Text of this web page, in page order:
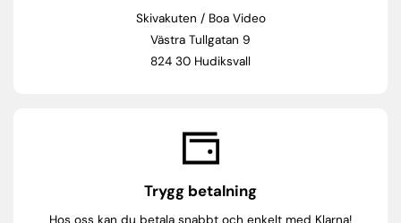
Skivakuten / Boa Video
Västra Tullgatan 9
824 30 Hudiksvall
Trygg betalning
Hos oss kan du betala snabbt och enkelt med Klarna!